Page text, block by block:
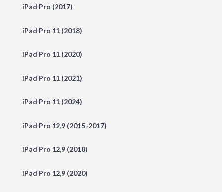
iPad Pro (2017)
iPad Pro 11 (2018)
iPad Pro 11 (2020)
iPad Pro 11 (2021)
iPad Pro 11 (2024)
iPad Pro 12,9 (2015-2017)
iPad Pro 12,9 (2018)
iPad Pro 12,9 (2020)